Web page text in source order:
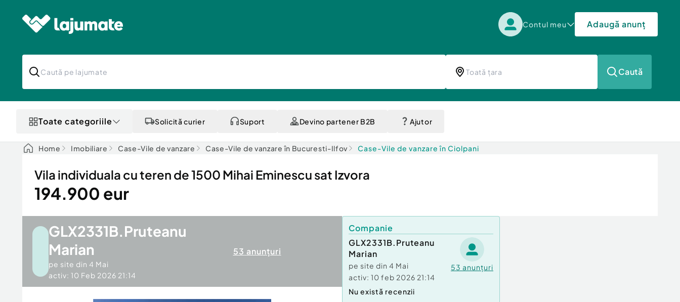
Contul meu Adaugă anunț
Caută
Toate categoriile Solicită curier Suport Devino partener B2B Ajutor
Home Imobiliare Case-Vile de vanzare Case-Vile de vanzare în Bucuresti-Ilfov Case-Vile de vanzare în Ciolpani
Vila individuala cu teren de 1500 Mihai Eminescu sat Izvora
194.900 eur
GLX2331B.Pruteanu
Marian
pe site din 4 Mai
activ: 10 Feb 2026 21:14
53 anunțuri
Companie
GLX2331B.Pruteanu
Marian
pe site din 4 Mai
activ: 10 feb 2026 21:14
53 anunțuri
Nu există recenzii